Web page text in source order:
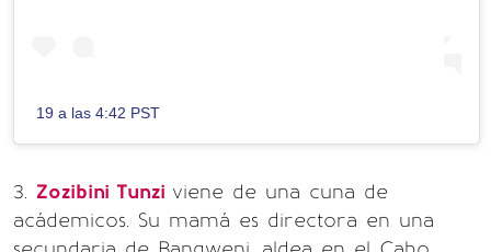
19 a las 4:42 PST
3. Zozibini Tunzi viene de una cuna de
acádemicos. Su mamá es directora en una